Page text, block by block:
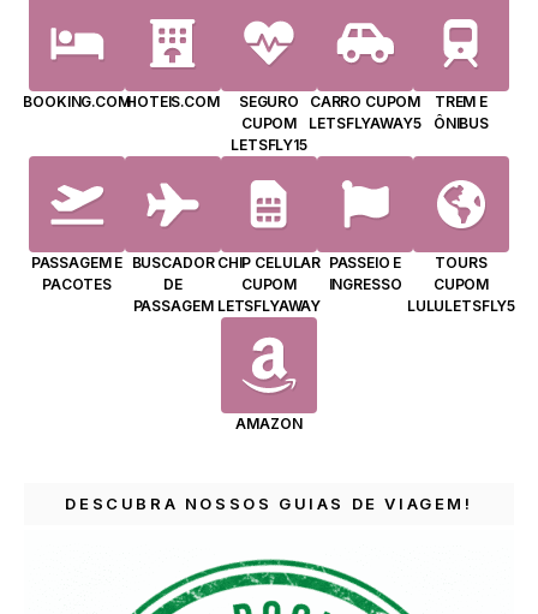
BOOKING.COMHOTEIS.COM
SEGURO
CUPOM
LETSFLY15
CARRO CUPOM
LETSFLYAWAY5
TREM E
ÔNIBUS
PASSAGEM E
PACOTES
BUSCADOR
DE
PASSAGEM
CHIP CELULAR
CUPOM
LETSFLYAWAY
PASSEIO E
INGRESSO
TOURS
CUPOM
LULULETSFLY5
AMAZON
DESCUBRA NOSSOS GUIAS DE VIAGEM!